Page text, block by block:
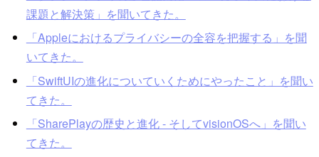
課題と解決策」を聞いてきた。
「Appleにおけるプライバシーの全容を把握する」を聞
いてきた。
「SwiftUIの進化についていくためにやったこと」を聞い
てきた。
「SharePlayの歴史と進化 - そしてvisionOSへ」を聞い
てきた。